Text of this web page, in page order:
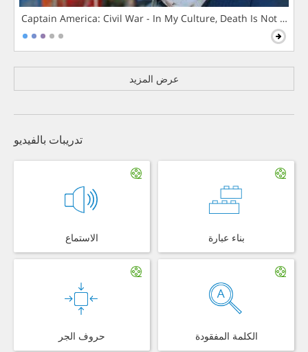
Captain America: Civil War - In My Culture, Death Is Not The
عرض المزيد
تدريبات بالفيديو
الاستماع بناء عبارة
حروف الجر الكلمة المفقودة